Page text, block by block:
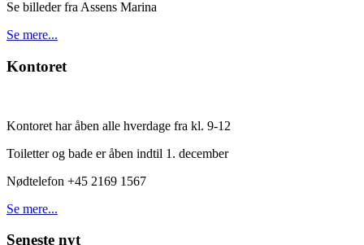
Se billeder fra Assens Marina
Se mere...
Kontoret
Kontoret har åben alle hverdage fra kl. 9-12
Toiletter og bade er åben indtil 1. december
Nødtelefon +45 2169 1567
Se mere...
Seneste nyt